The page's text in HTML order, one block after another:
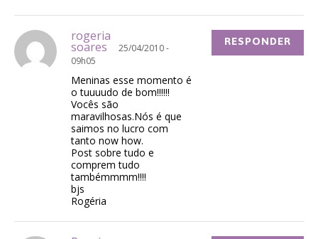
rogeria
soares
25/04/2010 -
09h05
Meninas esse momento é
o tuuuudo de bom!!!!!!
Vocês são
maravilhosas.Nós é que
saimos no lucro com
tanto now how.
Post sobre tudo e
comprem tudo
tambémmmm!!!!
bjs
Rogéria
RESPONDER